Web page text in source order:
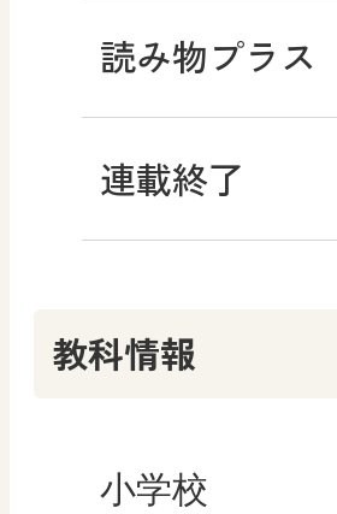
読み物プラス
連載終了
教科情報
小学校